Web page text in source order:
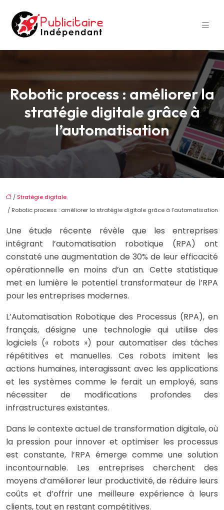
Robotic process : améliorer la
stratégie digitale grâce à
l’automatisation
/ Stratégie digitale
/ Robotic process : améliorer la stratégie digitale grâce à l’automatisation
Une étude récente révèle que les entreprises
intégrant l’automatisation robotique (RPA) ont
constaté une augmentation de 30% de leur efficacité
opérationnelle en moins d’un an. Cette statistique
met en lumière le potentiel transformateur de l’RPA
pour les entreprises modernes.
L’Automatisation Robotique des Processus (RPA), en
français, désigne une technologie qui utilise des
logiciels (« robots ») pour automatiser des tâches
répétitives et manuelles. Ces robots imitent les
actions humaines, interagissant avec les applications
et les systèmes comme le ferait un employé, sans
nécessiter de modifications profondes des
infrastructures existantes.
Dans le contexte actuel de transformation digitale, où
la pression pour innover et optimiser les processus
est constante, l’RPA émerge comme une solution
incontournable. Les entreprises cherchent des
moyens d’améliorer leur productivité, de réduire leurs
coûts et d’offrir une meilleure expérience à leurs
clients, tout en restant compétitives.